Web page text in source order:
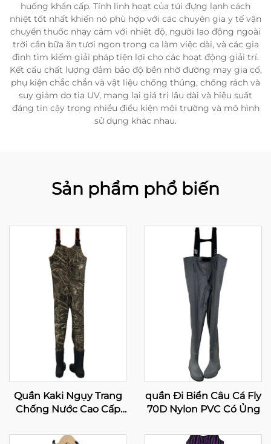
huống khẩn cấp. Tính linh hoạt của túi đựng lạnh cách
nhiệt tốt nhất khiến nó phù hợp với các chuyên gia y tế vận
chuyển thuốc nhạy cảm với nhiệt độ, người lao động ngoài
trời cần bữa ăn tươi ngon trong ca làm việc dài, và các gia
đình tìm kiếm giải pháp tiện lợi cho các hoạt động giải trí.
Kết cấu chất lượng đảm bảo độ bền nhờ đường may gia cố,
phụ kiện chắc chắn và vật liệu chống thủng, chống rách và
suy giảm do tia UV, mang lại giá trị lâu dài và hiệu suất
đáng tin cậy trong nhiều điều kiện môi trường và mô hình
sử dụng khác nhau.
Sản phẩm phổ biến
Quần Kaki Ngụy Trang
Chống Nước Cao Cấp
Bằng Neoprene
quần Đi Biển Câu Cá Fly
70D Nylon PVC Có Ủng